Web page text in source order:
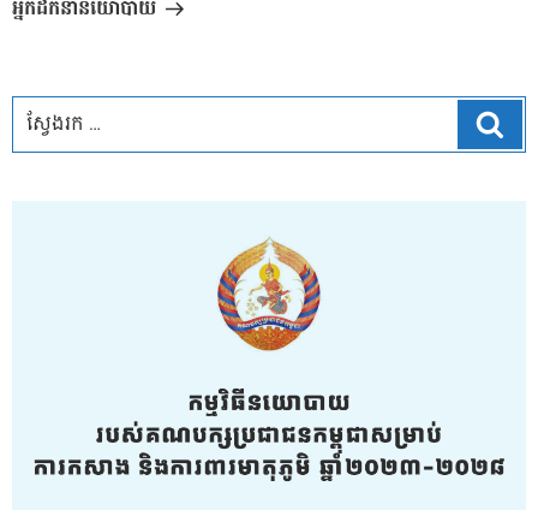
អ្នកដឹកនាំនយោបាយ